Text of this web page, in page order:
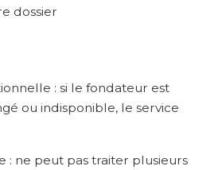
dossier
: si le fondateur est
ou indisponible, le service
: ne peut pas traiter plusieurs